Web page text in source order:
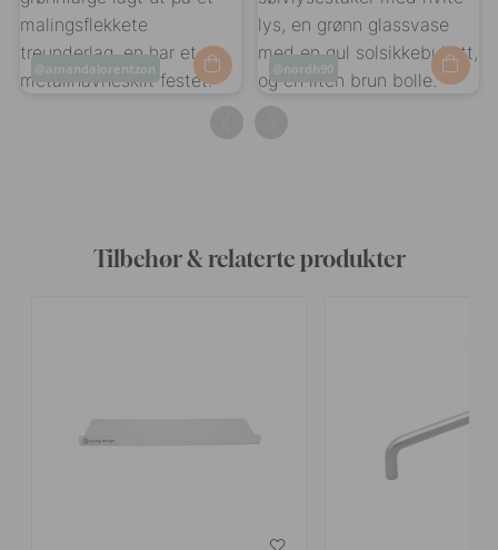
Innlegg
amandalorentzon
Innlegg
nordh90
Tilbehør & relaterte produkter